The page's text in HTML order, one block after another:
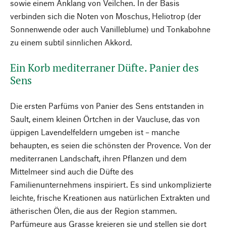
sowie einem Anklang von Veilchen. In der Basis
verbinden sich die Noten von Moschus, Heliotrop (der
Sonnenwende oder auch Vanilleblume) und Tonkabohne
zu einem subtil sinnlichen Akkord.
Ein Korb mediterraner Düfte. Panier des
Sens
Die ersten Parfüms von Panier des Sens entstanden in
Sault, einem kleinen Örtchen in der Vaucluse, das von
üppigen Lavendelfeldern umgeben ist – manche
behaupten, es seien die schönsten der Provence. Von der
mediterranen Landschaft, ihren Pflanzen und dem
Mittelmeer sind auch die Düfte des
Familienunternehmens inspiriert. Es sind unkomplizierte
leichte, frische Kreationen aus natürlichen Extrakten und
ätherischen Ölen, die aus der Region stammen.
Parfümeure aus Grasse kreieren sie und stellen sie dort